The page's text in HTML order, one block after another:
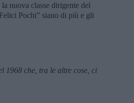
nuova classe dirigente del
Pochi” siano di più e gli
1968 che, tra le altre cose, ci